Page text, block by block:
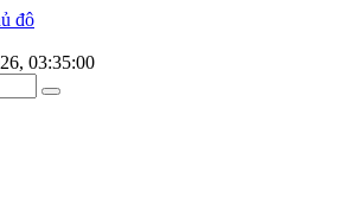
đô
03:35:00